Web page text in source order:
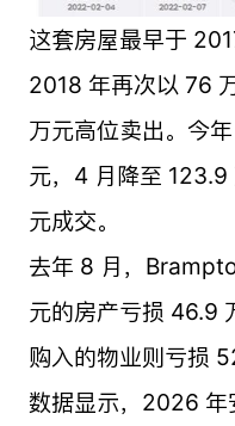
这套房屋最早于
2018 年再次以 76
万元高位卖出。今
元，4 月降至
元成交。
去年 8 月，
元的房产亏损 46.9
购入的物业则亏损
数据显示，2026 年